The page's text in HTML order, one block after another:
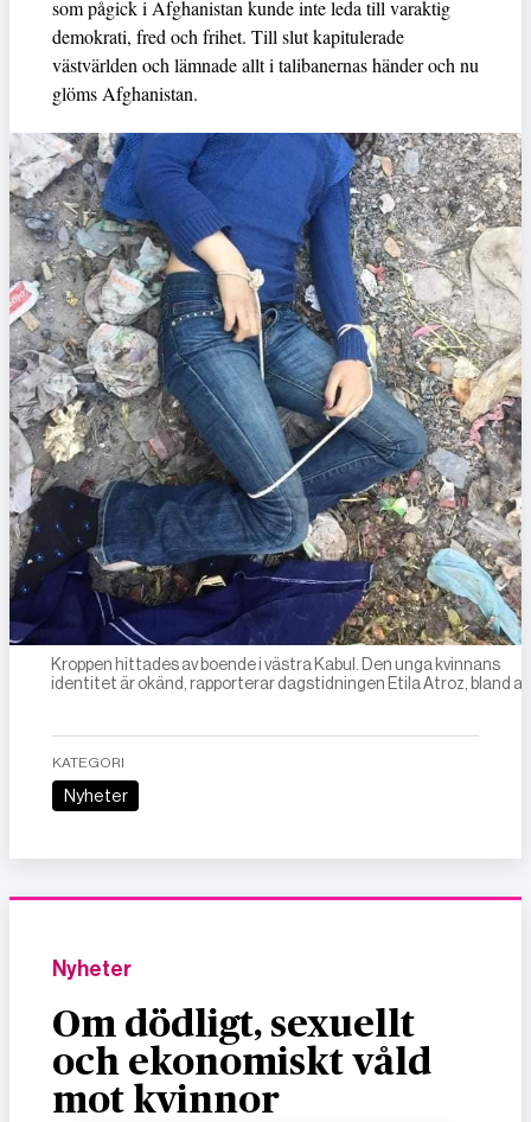
som pågick i Afghanistan kunde inte leda till varaktig
demokrati, fred och frihet. Till slut kapitulerade
västvärlden och lämnade allt i talibanernas händer och nu
glöms Afghanistan.
Kroppen hittades av boende i västra Kabul. Den unga kvinnans
identitet är okänd, rapporterar dagstidningen Etila Atroz, bland
KATEGORI
Nyheter
Nyheter
Om dödligt, sexuellt
och ekonomiskt våld
mot kvinnor